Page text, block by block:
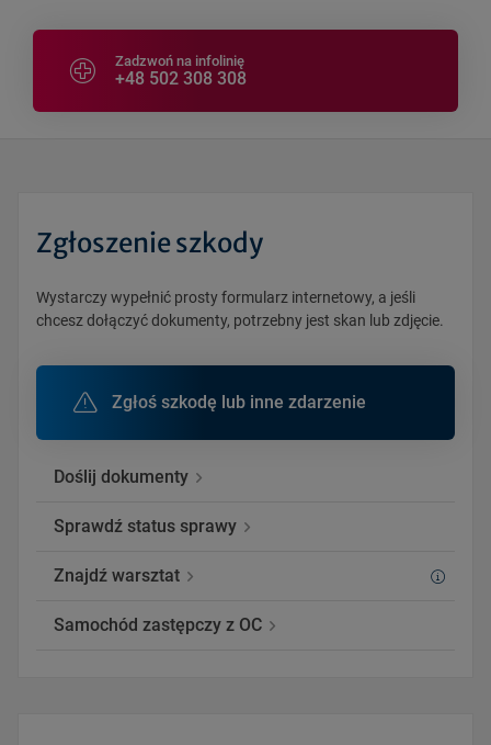
Zadzwoń na infolinię
+48 502 308 308
Zgłoszenie szkody
Wystarczy wypełnić prosty formularz internetowy, a jeśli
chcesz dołączyć dokumenty, potrzebny jest skan lub zdjęcie.
Zgłoś szkodę lub inne zdarzenie
Doślij dokumenty
Sprawdź status sprawy
Znajdź warsztat
Samochód zastępczy z OC